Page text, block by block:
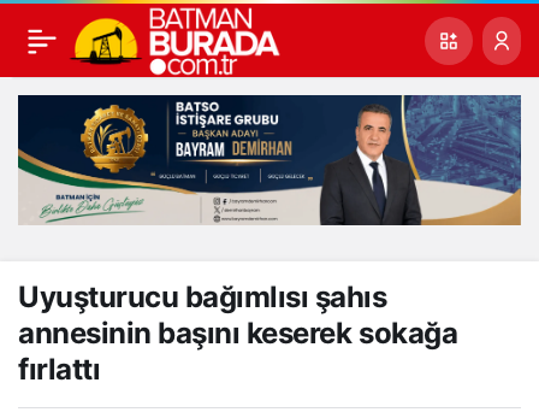
Uyuşturucu bağımlısı şahıs
annesinin başını keserek sokağa
fırlattı